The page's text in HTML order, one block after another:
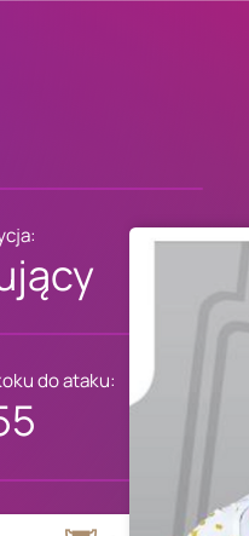
do ataku: